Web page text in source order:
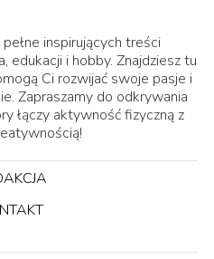
inspirujących treści
edukacji i hobby. Znajdziesz tu
Ci rozwijać swoje pasje i
Zapraszamy do odkrywania
łączy aktywność fizyczną z